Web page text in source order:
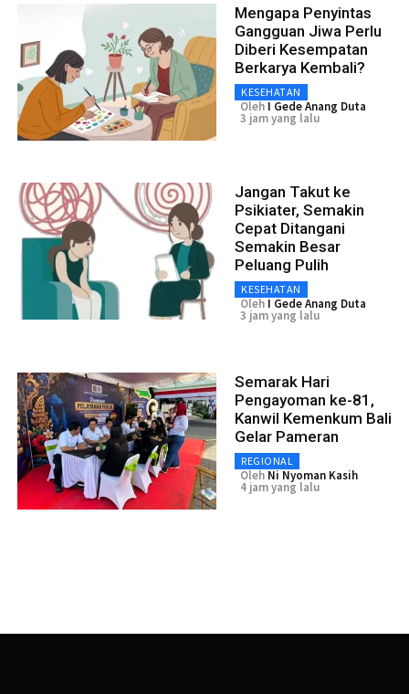
Mengapa Penyintas
Gangguan Jiwa Perlu
Diberi Kesempatan
Berkarya Kembali?
KESEHATAN
Oleh I Gede Anang Duta
3 jam yang lalu
Jangan Takut ke
Psikiater, Semakin
Cepat Ditangani
Semakin Besar
Peluang Pulih
KESEHATAN
Oleh I Gede Anang Duta
3 jam yang lalu
Semarak Hari
Pengayoman ke-81,
Kanwil Kemenkum Bali
Gelar Pameran
REGIONAL
Oleh Ni Nyoman Kasih
4 jam yang lalu